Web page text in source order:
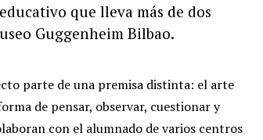
que lleva más de dos
Guggenheim Bilbao.
parte de una premisa distinta: el arte
de pensar, observar, cuestionar y
con el alumnado de varios centros